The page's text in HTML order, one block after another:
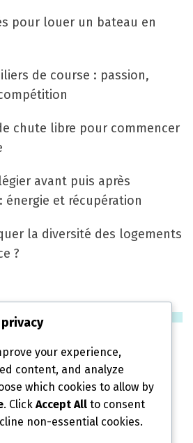
pour louer un bateau en
de course : passion,
chute libre pour commencer
avant puis après
énergie et récupération
la diversité des logements
?
your experience,
content, and analyze
which cookies to allow by
. Click Accept All to consent
non-essential cookies.